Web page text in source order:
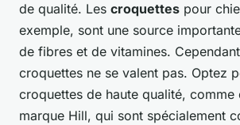
de qualité. Les croquettes pour
exemple, sont une source
de fibres et de vitamines.
croquettes ne se valent pas. Optez
croquettes de haute qualité, comme
marque Hill, qui sont spécialement